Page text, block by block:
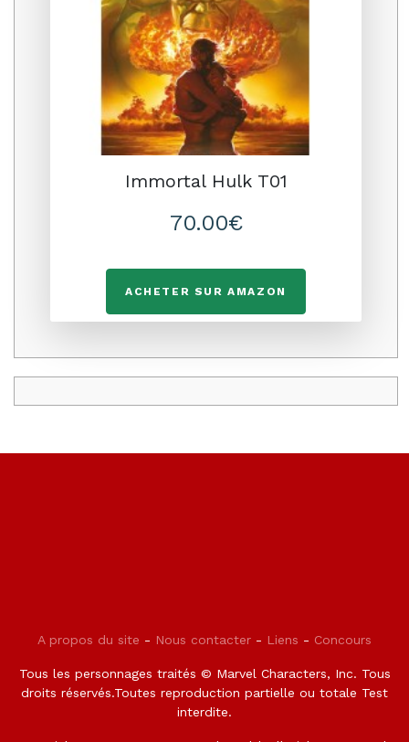
Immortal Hulk T01
70.00€
ACHETER SUR AMAZON
A propos du site - Nous contacter - Liens - Concours
Tous les personnages traités © Marvel Characters, Inc. Tous
droits réservés.Toutes reproduction partielle ou totale Test
interdite.